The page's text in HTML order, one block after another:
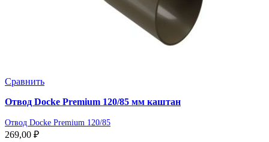
Сравнить
Отвод Docke Premium 120/85 мм каштан
Отвод Docke Premium 120/85
269,00 ₽